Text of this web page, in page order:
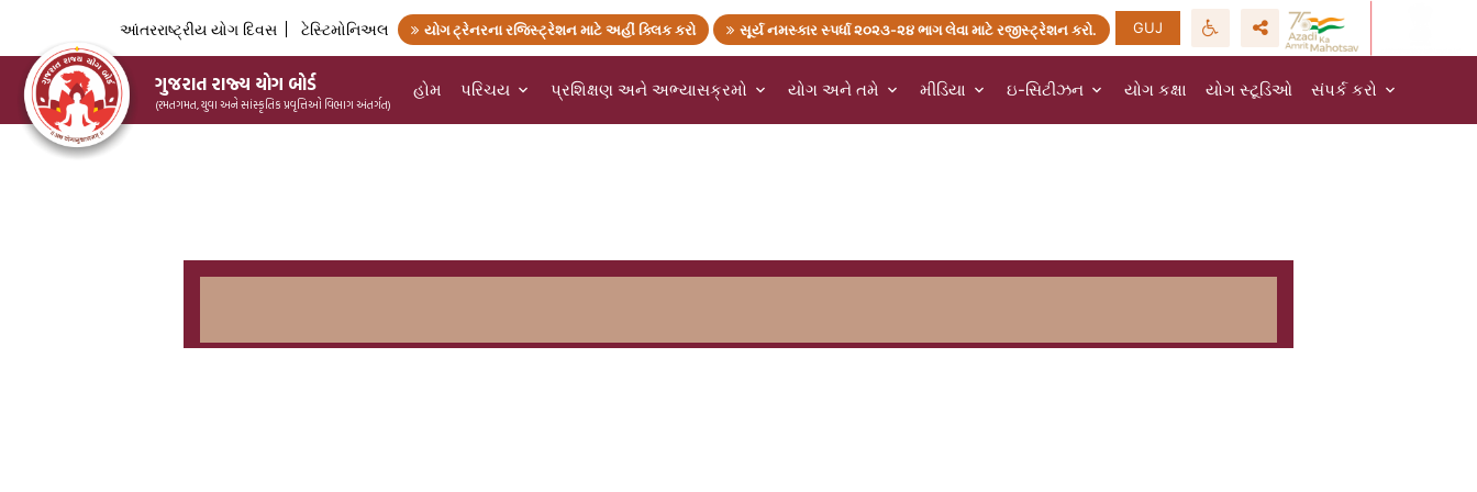
આંતરરાષ્ટ્રીય યોગ દિવસ ટેસ્ટિમોનિઅલ યોગ ટ્રેનરના રજિસ્ટ્રેશન માટે અહીં ક્લિક કરો સૂર્ય નમસ્કાર સ્પર્ધા ૨૦૨૩-૨૪ ભાગ લેવા માટે રજીસ્ટ્રેશન કરો. GUJ
ગુજરાત રાજ્ય યોગ બોર્ડ
(રમતગમત, યુવા અને સાંસ્કૃતિક પ્રવૃત્તિઓ વિભાગ અંતર્ગત)
હોમ પરિચય પ્રશિક્ષણ અને અભ્યાસક્રમો યોગ અને તમે મીડિયા ઇ-સિટીઝન યોગ કક્ષા યોગ સ્ટૂડિઓ સંપર્ક કરો